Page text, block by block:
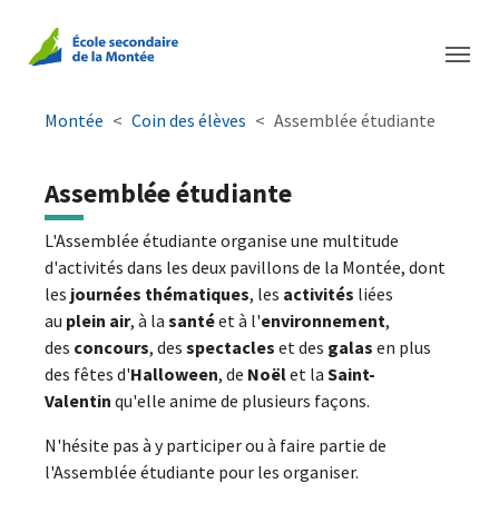
Montée Coin des élèves Assemblée étudiante
Assemblée étudiante
L'Assemblée étudiante organise une multitude
d'activités dans les deux pavillons de la Montée, dont
les journées thématiques, les activités liées
au plein air, à la santéet à l'environnement,
des concours, des spectacles et des galas en plus
des fêtes d'Halloween, de Noëlet la Saint-
Valentin qu'elle anime de plusieurs façons.
N'hésite pas à y participer ou à faire partie de
l'Assemblée étudiante pour les organiser.